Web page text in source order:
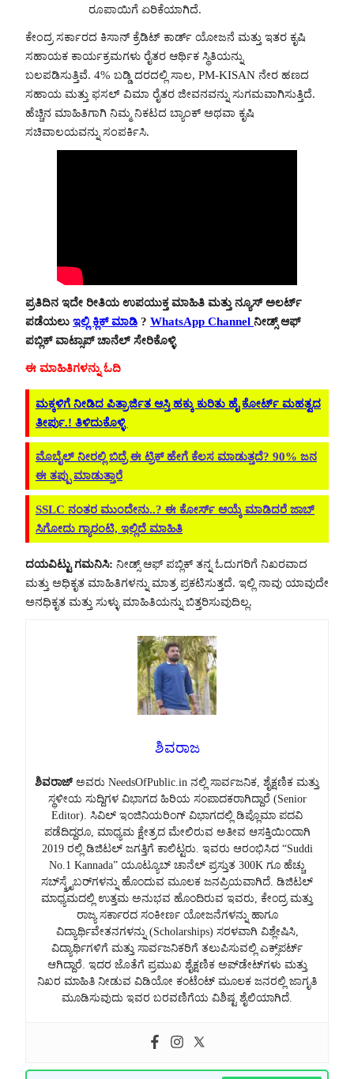
ರೂಪಾಯಿಗೆ ಏರಿಕೆಯಾಗಿದೆ.
ಕೇಂದ್ರ ಸರ್ಕಾರದ ಕಿಸಾನ್ ಕ್ರೆಡಿಟ್ ಕಾರ್ಡ್ ಯೋಜನೆ ಮತ್ತು ಇತರ ಕೃಷಿ
ಸಹಾಯಕ ಕಾರ್ಯಕ್ರಮಗಳು ರೈತರ ಆರ್ಥಿಕ ಸ್ಥಿತಿಯನ್ನು
ಬಲಪಡಿಸುತ್ತಿವೆ. 4% ಬಡ್ಡಿ ದರದಲ್ಲಿ ಸಾಲ, PM-KISAN ನೇರ ಹಣದ
ಸಹಾಯ ಮತ್ತು ಫಸಲ್ ವಿಮಾ ರೈತರ ಜೀವನವನ್ನು ಸುಗಮವಾಗಿಸುತ್ತಿದೆ.
ಹೆಚ್ಚಿನ ಮಾಹಿತಿಗಾಗಿ ನಿಮ್ಮ ನಿಕಟದ ಬ್ಯಾಂಕ್ ಅಥವಾ ಕೃಷಿ
ಸಚಿವಾಲಯವನ್ನು ಸಂಪರ್ಕಿಸಿ.
ಪ್ರತಿದಿನ ಇದೇ ರೀತಿಯ ಉಪಯುಕ್ತ ಮಾಹಿತಿ ಮತ್ತು ನ್ಯೂಸ್ ಅಲರ್ಟ್
ಪಡೆಯಲು ಇಲ್ಲಿ ಕ್ಲಿಕ್ ಮಾಡಿ ? WhatsApp Channel ನೀಡ್ಸ್ ಆಫ್
ಪಬ್ಲಿಕ್ ವಾಟ್ಸಾಪ್ ಚಾನೆಲ್ ಸೇರಿಕೊಳ್ಳಿ
ಈ ಮಾಹಿತಿಗಳನ್ನು ಓದಿ
ಮಕ್ಕಳಿಗೆ ನೀಡಿದ ಪಿತ್ರಾರ್ಜಿತ ಆಸ್ತಿ ಹಕ್ಕು ಕುರಿತು ಹೈ ಕೋರ್ಟ್ ಮಹತ್ವದ
ತೀರ್ಪು.! ತಿಳಿದುಕೊಳ್ಳಿ
ಮೊಬೈಲ್ ನೀರಲ್ಲಿ ಬಿದ್ರೆ ಈ ಟ್ರಿಕ್​ ಹೇಗೆ ಕೆಲಸ ಮಾಡುತ್ತದೆ? 90% ಜನ
ಈ ತಪ್ಪು ಮಾಡುತ್ತಾರೆ
SSLC ನಂತರ ಮುಂದೇನು..? ಈ ಕೋರ್ಸ್ ಆಯ್ಕೆ ಮಾಡಿದರೆ ಜಾಬ್
ಸಿಗೋದು ಗ್ಯಾರಂಟಿ, ಇಲ್ಲಿದೆ ಮಾಹಿತಿ
ದಯವಿಟ್ಟು ಗಮನಿಸಿ: ನೀಡ್ಸ್ ಆಫ್ ಪಬ್ಲಿಕ್ ತನ್ನ ಓದುಗರಿಗೆ ನಿಖರವಾದ
ಮತ್ತು ಅಧಿಕೃತ ಮಾಹಿತಿಗಳನ್ನು ಮಾತ್ರ ಪ್ರಕಟಿಸುತ್ತದೆ. ಇಲ್ಲಿ ನಾವು ಯಾವುದೇ
ಅನಧಿಕೃತ ಮತ್ತು ಸುಳ್ಳು ಮಾಹಿತಿಯನ್ನು ಬಿತ್ತರಿಸುವುದಿಲ್ಲ.
ಶಿವರಾಜ
ಶಿವರಾಜ್ಅವರು NeedsOfPublic.in ನಲ್ಲಿ ಸಾರ್ವಜನಿಕ, ಶೈಕ್ಷಣಿಕ ಮತ್ತು
ಸ್ಥಳೀಯ ಸುದ್ದಿಗಳ ವಿಭಾಗದ ಹಿರಿಯ ಸಂಪಾದಕರಾಗಿದ್ದಾರೆ (Senior
Editor). ಸಿವಿಲ್ ಇಂಜಿನಿಯರಿಂಗ್ ವಿಭಾಗದಲ್ಲಿ ಡಿಪ್ಲೊಮಾ ಪದವಿ
ಪಡೆದಿದ್ದರೂ, ಮಾಧ್ಯಮ ಕ್ಷೇತ್ರದ ಮೇಲಿರುವ ಅತೀವ ಆಸಕ್ತಿಯಿಂದಾಗಿ
2019 ರಲ್ಲಿ ಡಿಜಿಟಲ್ ಜಗತ್ತಿಗೆ ಕಾಲಿಟ್ಟರು. ಇವರು ಆರಂಭಿಸಿದ “Suddi
No.1 Kannada” ಯೂಟ್ಯೂಬ್ ಚಾನೆಲ್ ಪ್ರಸ್ತುತ 300K ಗೂ ಹೆಚ್ಚು
ಸಬ್‌ಸ್ಕ್ರೈಬರ್‌ಗಳನ್ನು ಹೊಂದುವ ಮೂಲಕ ಜನಪ್ರಿಯವಾಗಿದೆ. ಡಿಜಿಟಲ್
ಮಾಧ್ಯಮದಲ್ಲಿ ಉತ್ತಮ ಅನುಭವ ಹೊಂದಿರುವ ಇವರು, ಕೇಂದ್ರ ಮತ್ತು
ರಾಜ್ಯ ಸರ್ಕಾರದ ಸಂಕೀರ್ಣ ಯೋಜನೆಗಳನ್ನು ಹಾಗೂ
ವಿದ್ಯಾರ್ಥಿವೇತನಗಳನ್ನು (Scholarships) ಸರಳವಾಗಿ ವಿಶ್ಲೇಷಿಸಿ,
ವಿದ್ಯಾರ್ಥಿಗಳಿಗೆ ಮತ್ತು ಸಾರ್ವಜನಿಕರಿಗೆ ತಲುಪಿಸುವಲ್ಲಿ ಎಕ್ಸ್‌ಪರ್ಟ್
ಆಗಿದ್ದಾರೆ. ಇದರ ಜೊತೆಗೆ ಪ್ರಮುಖ ಶೈಕ್ಷಣಿಕ ಅಪ್‌ಡೇಟ್‌ಗಳು ಮತ್ತು
ನಿಖರ ಮಾಹಿತಿ ನೀಡುವ ವಿಡಿಯೋ ಕಂಟೆಂಟ್ ಮೂಲಕ ಜನರಲ್ಲಿ ಜಾಗೃತಿ
ಮೂಡಿಸುವುದು ಇವರ ಬರವಣಿಗೆಯ ವಿಶಿಷ್ಟ ಶೈಲಿಯಾಗಿದೆ.